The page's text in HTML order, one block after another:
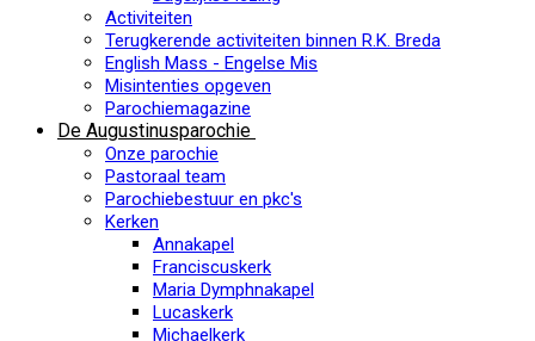
Activiteiten
Terugkerende activiteiten binnen R.K. Breda
English Mass - Engelse Mis
Misintenties opgeven
Parochiemagazine
De Augustinusparochie
Onze parochie
Pastoraal team
Parochiebestuur en pkc's
Kerken
Annakapel
Franciscuskerk
Maria Dymphnakapel
Lucaskerk
Michaelkerk